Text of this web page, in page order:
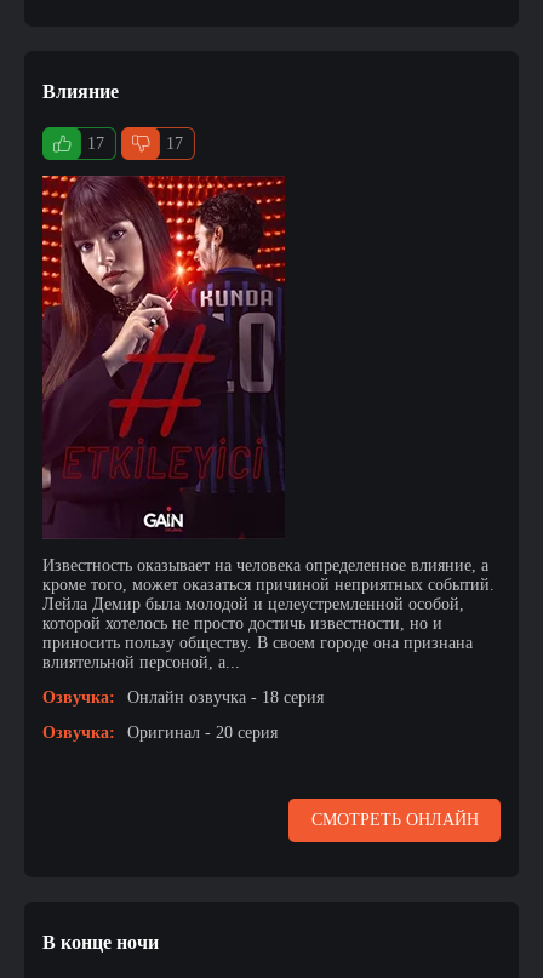
Влияние
17 17
Известность оказывает на человека определенное влияние, а
кроме того, может оказаться причиной неприятных событий.
Лейла Демир была молодой и целеустремленной особой,
которой хотелось не просто достичь известности, но и
приносить пользу обществу. В своем городе она признана
влиятельной персоной, а...
Озвучка:
Онлайн озвучка - 18 серия
Озвучка:
Оригинал - 20 серия
СМОТРЕТЬ ОНЛАЙН
В конце ночи